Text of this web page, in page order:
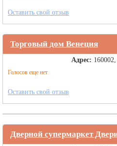
Оставить свой отзыв
Торговый дом Венеция
Голосов еще нет
Адрес:
Оставить свой отзыв
Дверной супермаркет